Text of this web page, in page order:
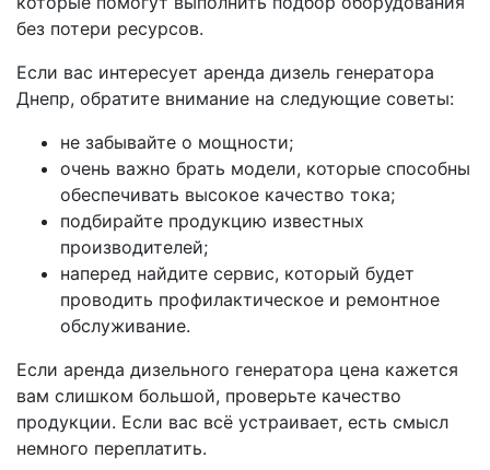
без потери ресурсов.
Если вас интересует аренда дизель генератора
Днепр, обратите внимание на следующие советы:
не забывайте о мощности;
очень важно брать модели, которые способны
обеспечивать высокое качество тока;
подбирайте продукцию известных
производителей;
наперед найдите сервис, который будет
проводить профилактическое и ремонтное
обслуживание.
Если аренда дизельного генератора цена кажется
вам слишком большой, проверьте качество
продукции. Если вас всё устраивает, есть смысл
немного переплатить.